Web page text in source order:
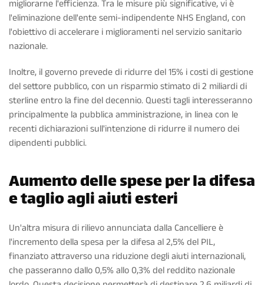
migliorarne l'efficienza. Tra le misure più significative, vi è
l'eliminazione dell'ente semi-indipendente NHS England, con
l'obiettivo di accelerare i miglioramenti nel servizio sanitario
nazionale.
Inoltre, il governo prevede di ridurre del 15% i costi di gestione
del settore pubblico, con un risparmio stimato di 2 miliardi di
sterline entro la fine del decennio. Questi tagli interesseranno
principalmente la pubblica amministrazione, in linea con le
recenti dichiarazioni sull'intenzione di ridurre il numero dei
dipendenti pubblici.
Aumento delle spese per la difesa
e taglio agli aiuti esteri
Un'altra misura di rilievo annunciata dalla Cancelliere è
l'incremento della spesa per la difesa al 2,5% del PIL,
finanziato attraverso una riduzione degli aiuti internazionali,
che passeranno dallo 0,5% allo 0,3% del reddito nazionale